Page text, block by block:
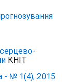
КНІТ
- № 1(4), 2015